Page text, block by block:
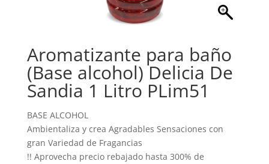
Aromatizante para baño
(Base alcohol) Delicia De
Sandia 1 Litro PLim51
BASE ALCOHOL
Ambientaliza y crea Agradables Sensaciones con
gran Variedad de Fragancias
!! Aprovecha precio rebajado hasta 300% de